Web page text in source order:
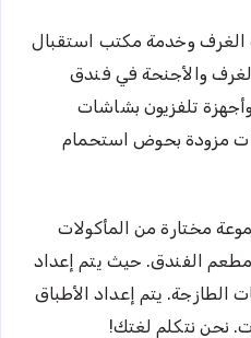
الغرف وخدمة مكتب استقبال
الغرف والأجنحة في فندق
تلفزيون بشاشات
مزودة بحوض استحمام
مختارة من المأكولات
الفندق. حيث يتم إعداد
الطازجة. يتم إعداد الأطباق
نحن نتكلم لغتك!